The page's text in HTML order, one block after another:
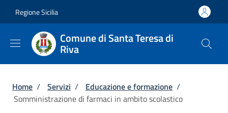
Regione Sicilia
Comune di Santa Teresa di
Riva
Briciole di pane
Home / Servizi / Educazione e formazione /
Somministrazione di farmaci in ambito scolastico